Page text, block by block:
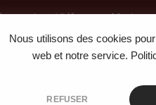
Nous utilisons des cookies
web et notre service.
REFUSER
Jeux Vidéo Musique